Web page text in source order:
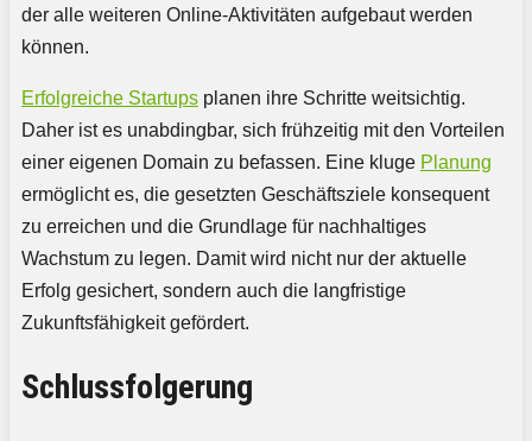
der alle weiteren Online-Aktivitäten aufgebaut werden
können.
Erfolgreiche Startups planen ihre Schritte weitsichtig.
Daher ist es unabdingbar, sich frühzeitig mit den Vorteilen
einer eigenen Domain zu befassen. Eine kluge Planung
ermöglicht es, die gesetzten Geschäftsziele konsequent
zu erreichen und die Grundlage für nachhaltiges
Wachstum zu legen. Damit wird nicht nur der aktuelle
Erfolg gesichert, sondern auch die langfristige
Zukunftsfähigkeit gefördert.
Schlussfolgerung